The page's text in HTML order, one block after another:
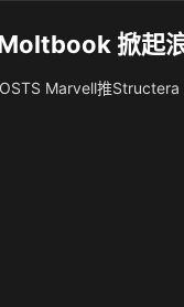
掀起
Marvell推